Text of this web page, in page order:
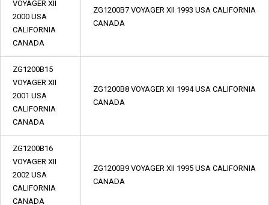
VOYAGER XII
2000 USA
CALIFORNIA
CANADA
ZG1200B7 VOYAGER XII 1993 USA CALIFORNIA
CANADA
ZG1200B15
VOYAGER XII
2001 USA
CALIFORNIA
CANADA
ZG1200B8 VOYAGER XII 1994 USA CALIFORNIA
CANADA
ZG1200B16
VOYAGER XII
2002 USA
CALIFORNIA
CANADA
ZG1200B9 VOYAGER XII 1995 USA CALIFORNIA
CANADA